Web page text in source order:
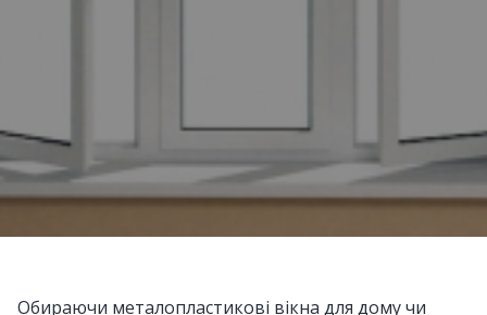
Обираючи металопластикові вікна для дому чи